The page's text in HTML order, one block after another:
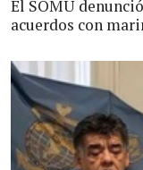
El SOMU
acuerdos con